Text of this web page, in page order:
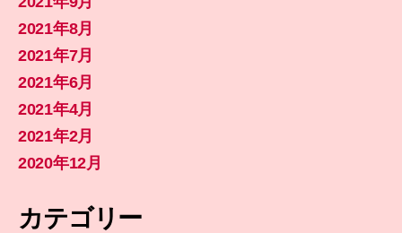
2021年8月
2021年7月
2021年6月
2021年4月
2021年2月
2020年12月
カテゴリー